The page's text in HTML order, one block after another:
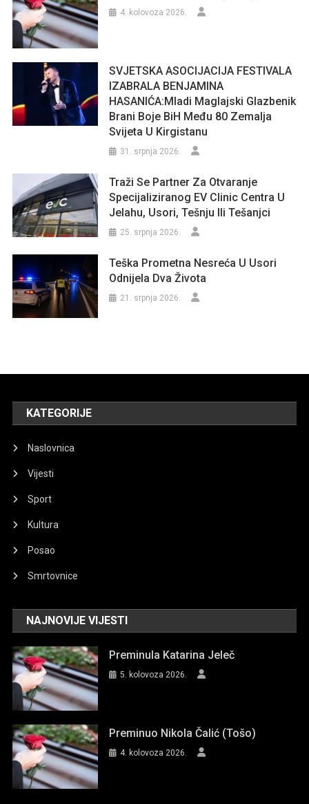
4. kolovoza 2026.
SVJETSKA ASOCIJACIJA FESTIVALA
IZABRALA BENJAMINA
HASANIĆA:Mladi Maglajski Glazbenik
Brani Boje BiH Među 80 Zemalja
Svijeta U Kirgistanu
31. srpnja 2026.
Traži Se Partner Za Otvaranje
Specijaliziranog EV Clinic Centra U
Jelahu, Usori, Tešnju Ili Tešanjci
25. srpnja 2026.
Teška Prometna Nesreća U Usori
Odnijela Dva Života
21. srpnja 2026.
KATEGORIJE
Naslovnica
Vijesti
Sport
Kultura
Posao
Smrtovnice
NAJNOVIJE VIJESTI
Preminula Katarina Jeleč
5. kolovoza 2026.
Preminuo Nikola Čalić (Tošo)
4. kolovoza 2026.